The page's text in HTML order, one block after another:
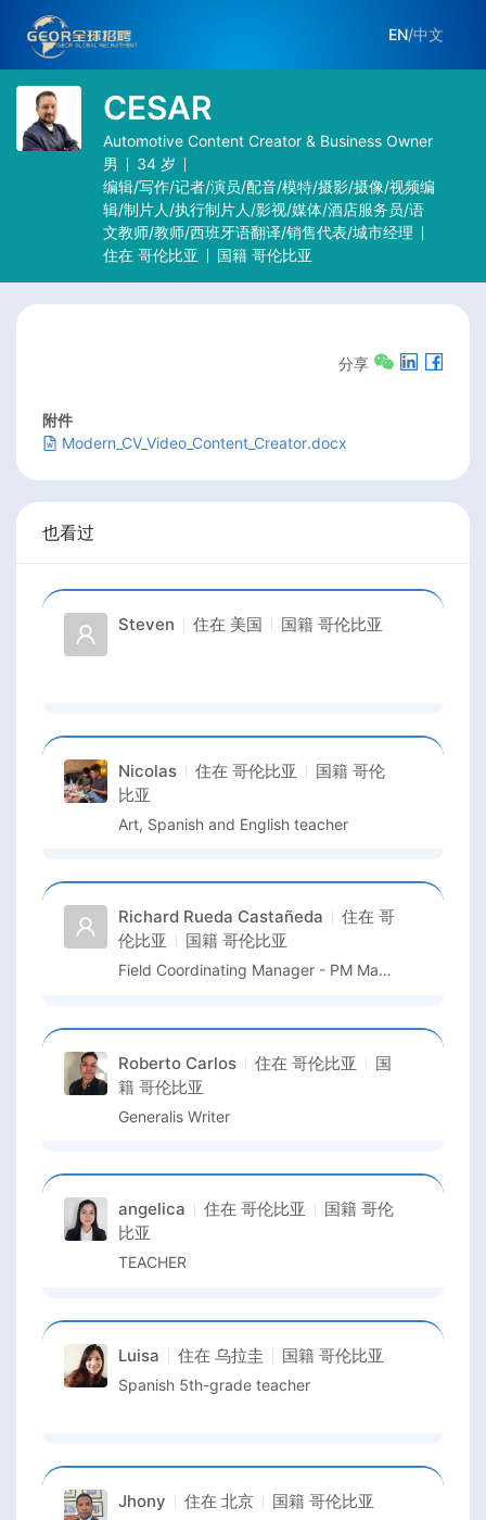
EN/中文
CESAR
Automotive Content Creator & Business Owner
男
34 岁
编辑/写作/记者/演员/配音/模特/摄影/摄像/视频编
辑/制片人/执行制片人/影视/媒体/酒店服务员/语
文教师/教师/西班牙语翻译/销售代表/城市经理
住在 哥伦比亚 国籍 哥伦比亚
分享
附件
Modern_CV_Video_Content_Creator.docx
也看过
Steven 住在 美国 国籍 哥伦比亚
Nicolas 住在 哥伦比亚 国籍 哥伦
比亚
Art, Spanish and English teacher
Richard Rueda Castañeda 住在 哥
伦比亚
国籍 哥伦比亚
Field Coordinating Manager - PM Manager
Roberto Carlos 住在 哥伦比亚
国
籍 哥伦比亚
Generalis Writer
angelica 住在 哥伦比亚 国籍 哥伦
比亚
TEACHER
Luisa 住在 乌拉圭 国籍 哥伦比亚
Spanish 5th-grade teacher
Jhony 住在 北京 国籍 哥伦比亚